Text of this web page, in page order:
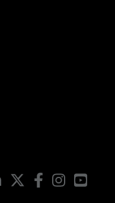
LinkedIn FacebookInstagram